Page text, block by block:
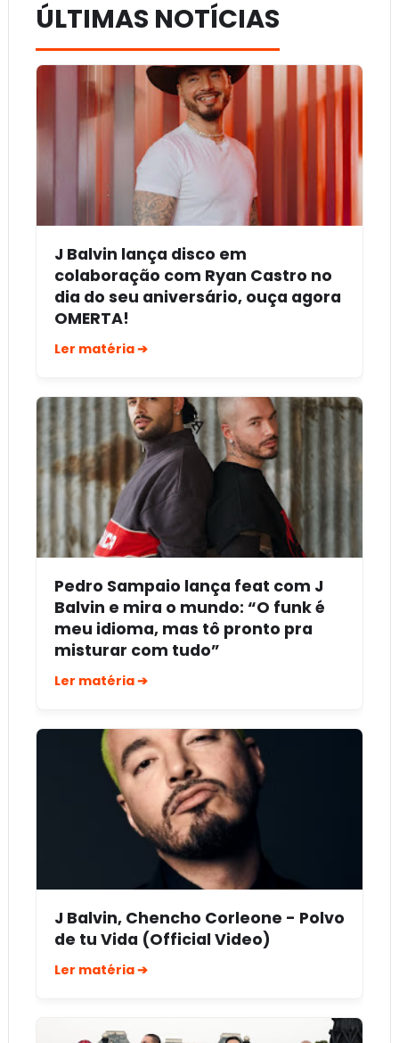
ÚLTIMAS NOTÍCIAS
J Balvin lança disco em
colaboração com Ryan Castro no
dia do seu aniversário, ouça agora
OMERTA!
Ler matéria ➔
Pedro Sampaio lança feat com J
Balvin e mira o mundo: “O funk é
meu idioma, mas tô pronto pra
misturar com tudo”
Ler matéria ➔
J Balvin, Chencho Corleone - Polvo
de tu Vida (Official Video)
Ler matéria ➔